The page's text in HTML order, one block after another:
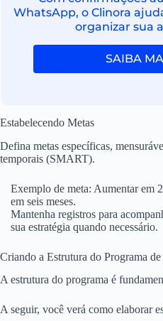
WhatsApp, o Clinora
organizar sua
SAIBA
Estabelecendo Metas
Defina metas específicas,
temporais (SMART).
Exemplo de meta: Aumentar em
em seis meses.
Mantenha registros para
sua estratégia quando necessário.
Criando a Estrutura do Programa
A estrutura do programa é
A seguir, você verá como elaborar